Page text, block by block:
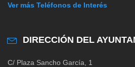
Ver más Teléfonos de Interés
DIRECCIÓN DEL
C/ Plaza Sancho García, 1